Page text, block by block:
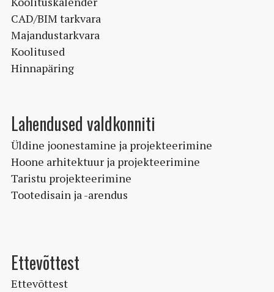
CAD/BIM tarkvara
Majandustarkvara
Koolitused
Hinnapäring
Lahendused valdkonniti
Üldine joonestamine ja projekteerimine
Hoone arhitektuur ja projekteerimine
Taristu projekteerimine
Tootedisain ja -arendus
Ettevõttest
Ettevõttest